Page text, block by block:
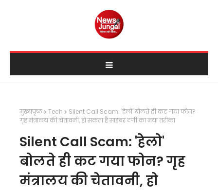
मुख्यपृष्ठ Tech
Silent Call Scam: 'हेलो' बोलते ही कट गया फोन?
गृह मंत्रालय की चेतावनी, हो सकता है साइबर ठगी का नया तरीका
Silent Call Scam: 'हेलो'
बोलते ही कट गया फोन? गृह
मंत्रालय की चेतावनी, हो